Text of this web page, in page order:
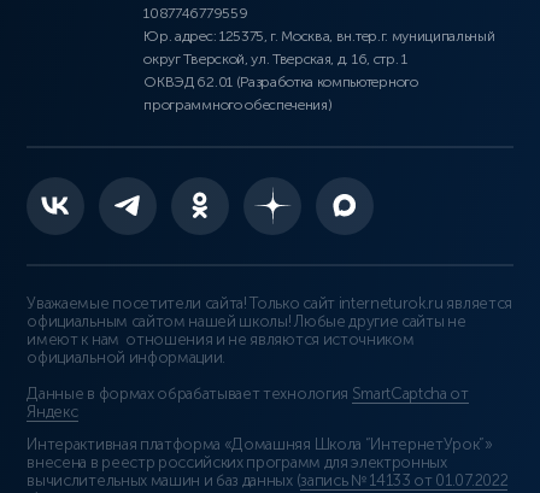
1087746779559
Юр. адрес: 125375, г. Москва, вн.тер.г. муниципальный
округ Тверской, ул. Тверская, д. 16, стр. 1
ОКВЭД 62.01 (Разработка компьютерного
программного обеспечения)
Уважаемые посетители сайта! Только сайт interneturok.ru является
официальным сайтом нашей школы! Любые другие сайты не
имеют к нам отношения и не являются источником
официальной информации.
Данные в формах обрабатывает технология SmartCaptcha от
Яндекс
Интерактивная платформа «Домашняя Школа “ИнтернетУрок”»
внесена в реестр российских программ для электронных
вычислительных машин и баз данных (запись № 14133 от 01.07.2022